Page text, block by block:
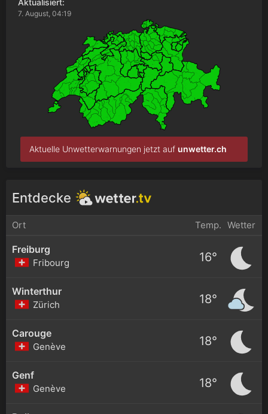
Aktualisiert:
7. August, 04:19
Aktuelle Unwetterwarnungen jetzt auf unwetter.ch
Entdecke
Ort Temp. Wetter
Freiburg
Fribourg 16°
Winterthur
Zürich 18°
Carouge
Genève 18°
Genf
Genève 18°